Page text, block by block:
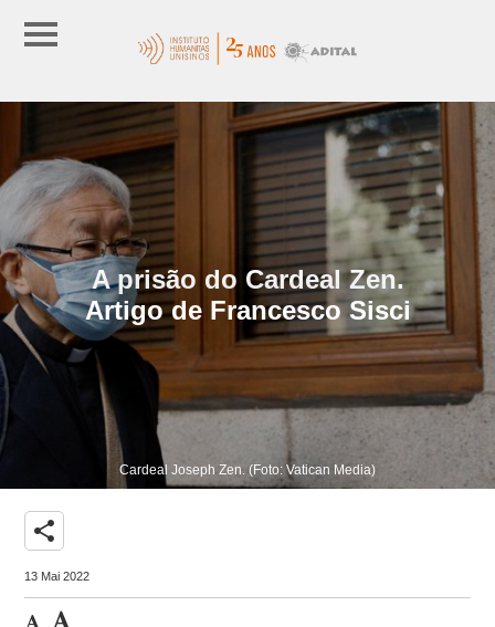
A prisão do Cardeal Zen.
Artigo de Francesco Sisci
Cardeal Joseph Zen. (Foto: Vatican Media)
share
13 Mai 2022